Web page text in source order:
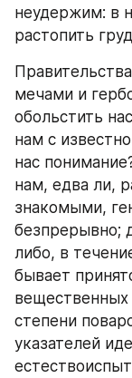
неудержим: в
растопить
мечами и
обольстить
нам с
нас
нам, едва ли,
знакомыми,
безпрерывно;
либо, в
бывает
степени
указателей